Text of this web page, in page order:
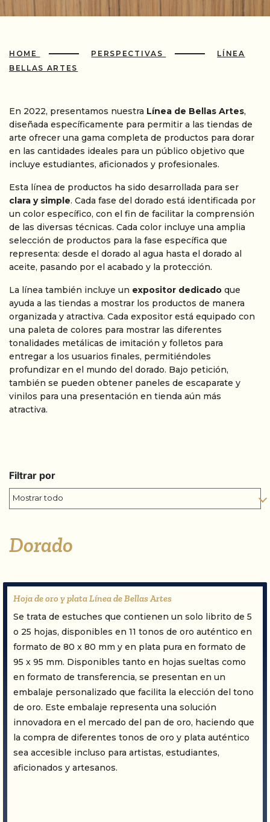
HOME PERSPECTIVAS
LÍNEA
BELLAS ARTES
En 2022, presentamos nuestra Línea de Bellas Artes,
diseñada específicamente para permitir a las tiendas de
arte ofrecer una gama completa de productos para dorar
en las cantidades ideales para un público objetivo que
incluye estudiantes, aficionados y profesionales.
Esta línea de productos ha sido desarrollada para ser
clara y simple. Cada fase del dorado está identificada por
un color específico, con el fin de facilitar la comprensión
de las diversas técnicas. Cada color incluye una amplia
selección de productos para la fase específica que
representa: desde el dorado al agua hasta el dorado al
aceite, pasando por el acabado y la protección.
La línea también incluye un expositor dedicado que
ayuda a las tiendas a mostrar los productos de manera
organizada y atractiva. Cada expositor está equipado con
una paleta de colores para mostrar las diferentes
tonalidades metálicas de imitación y folletos para
entregar a los usuarios finales, permitiéndoles
profundizar en el mundo del dorado. Bajo petición,
también se pueden obtener paneles de escaparate y
vinilos para una presentación en tienda aún más
atractiva.
Filtrar por
Dorado
Hoja de oro y plata Línea de Bellas Artes
Se trata de estuches que contienen un solo librito de 5
o 25 hojas, disponibles en 11 tonos de oro auténtico en
formato de 80 x 80 mm y en plata pura en formato de
95 x 95 mm. Disponibles tanto en hojas sueltas como
en formato de transferencia, se presentan en un
embalaje personalizado que facilita la elección del tono
de oro. Este embalaje representa una solución
innovadora en el mercado del pan de oro, haciendo que
la compra de diferentes tonos de oro y plata auténtico
sea accesible incluso para artistas, estudiantes,
aficionados y artesanos.